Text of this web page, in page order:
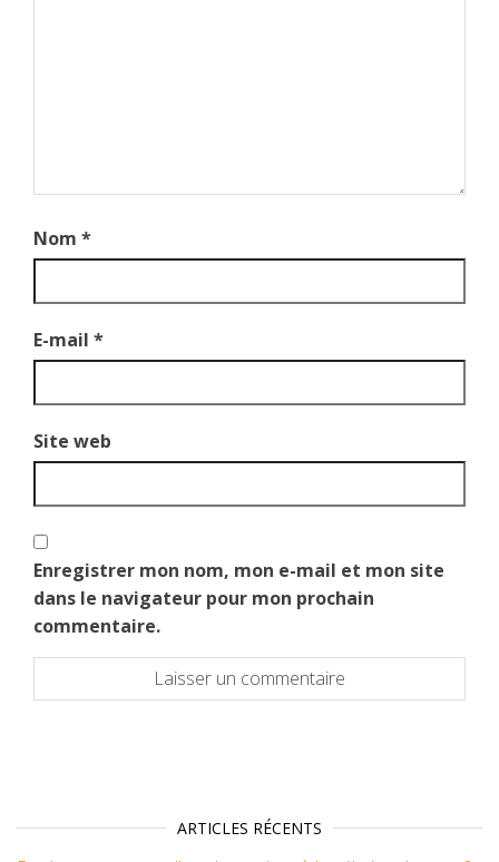
Nom *
E-mail *
Site web
Enregistrer mon nom, mon e-mail et mon site
dans le navigateur pour mon prochain
commentaire.
ARTICLES RÉCENTS